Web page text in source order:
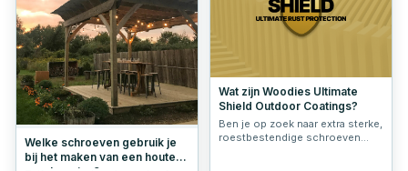
continu worden blootgesteld
aan weersinvloeden, zijn
roestvrije schroeven essentieel
voor een lange levensduur. In dit
artikel ontdek je hoe je
eenvoudig een vlonder in je tuin
maakt en wat je nodig hebt om
jouw project tot een succes te
maken.
Welke schroeven gebruik je
bij het maken van een houten
Wat zijn Woodies Ultimate
Shield Outdoor Coatings?
Ben je op zoek naar extra sterke,
roestbestendige schroeven